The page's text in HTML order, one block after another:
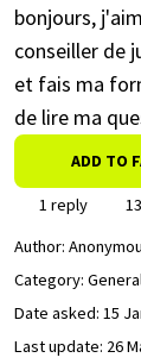
bonjours,
conseiller de
et fais ma
de lire ma
ADD TO
1 reply
Author:
Category:
Date asked: 15
Last update: 26